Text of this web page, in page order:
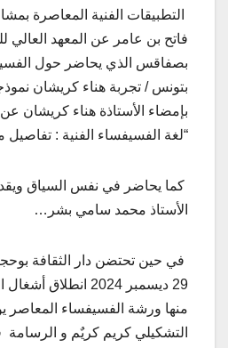
التطبيقات الفنية المعاصرة
فاتح بن عامر عن المعهد العالي
بصفاقس الذي يحاضر حول
بتونس / تجربة هناء كريشان
بإمضاء الأستاذة هناء كريشان
“لغة الفسيفساء الفنية : تفاصيل
كما يحاضر في نفس السياق
الأستاذ محمد سامي بشر…
في حين تحتضن دار الثقافة
29 ديسمبر 2024
منها ورشة الفسيفساء المعاصر
التشكيلي كريم كريٌم و